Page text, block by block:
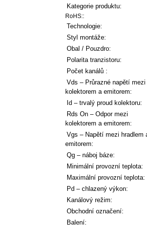
Kategorie produktu:
RoHS::
Technologie:
Styl montáže:
Obal / Pouzdro:
Polarita tranzistoru:
Počet kanálů :
Vds – Průrazné napětí mezi
kolektorem a emitorem:
Id – trvalý proud kolektoru:
Rds On – Odpor mezi
kolektorem a emitorem:
Vgs – Napětí mezi hradlem
emitorem:
Qg – náboj báze:
Minimální provozní teplota:
Maximální provozní teplota:
Pd – chlazený výkon:
Kanálový režim:
Obchodní označení:
Balení: